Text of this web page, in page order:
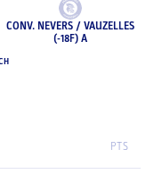
CONV. NEVERS / VAUZELLES
(-18F) A
PTS